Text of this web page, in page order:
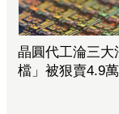
晶圓代工淪三大
檔」被狠賣4.9